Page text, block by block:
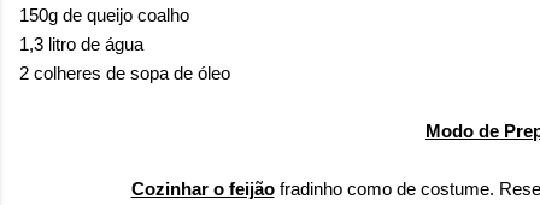
150g de queijo coalho
1,3 litro de água
2 colheres de sopa de óleo
Modo de
Cozinhar o feijãofradinho como de costume.